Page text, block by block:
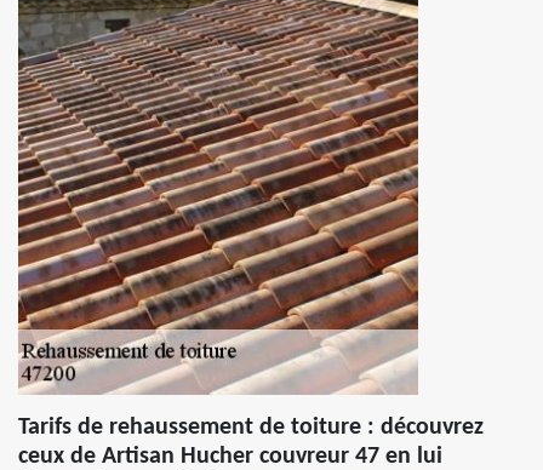
Tarifs de rehaussement de toiture : découvrez
ceux de Artisan Hucher couvreur 47 en lui